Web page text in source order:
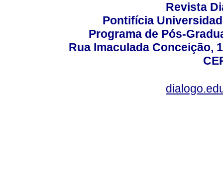
Revista
Pontifícia
Programa de Pós-
Rua Imaculada Conceição,